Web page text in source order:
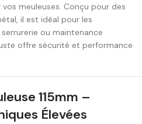
meuleuses. Conçu pour des
il est idéal pour les
ou maintenance
offre sécurité et performance
115mm –
Élevées